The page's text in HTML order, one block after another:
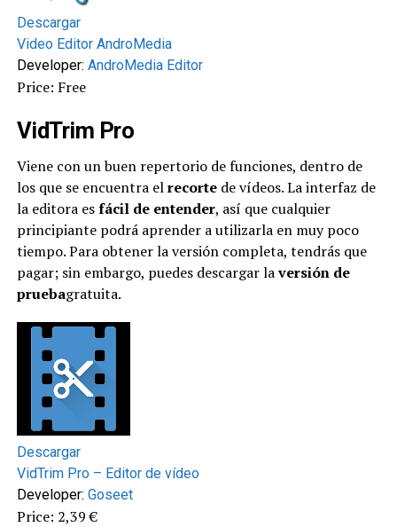
Descargar
Video Editor AndroMedia
Developer: AndroMedia Editor
Price: Free
VidTrim Pro
Viene con un buen repertorio de funciones, dentro de
los que se encuentra elrecorte de vídeos. La interfaz de
la editora esfácil de entender, así que cualquier
principiante podrá aprender a utilizarla en muy poco
tiempo. Para obtener la versión completa, tendrás que
pagar; sin embargo, puedes descargar laversión de
pruebagratuita.
Descargar
VidTrim Pro – Editor de vídeo
Developer: Goseet
Price: 2,39 €